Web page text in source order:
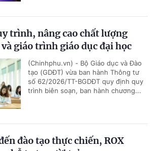
trình, nâng cao chất lượng
giáo trình giáo dục đại học
(Chinhphu.vn) - Bộ Giáo dục và Đào
tạo (GDĐT) vừa ban hành Thông tư
số 62/2026/TT-BGDĐT quy định quy
trình biên soạn, ban hành chương...
đào tạo thực chiến, ROX